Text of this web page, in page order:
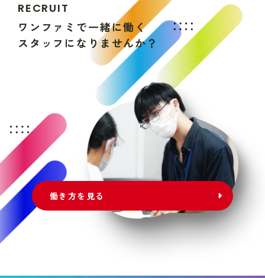
RECRUIT
ワ ン フ ァ ミ で一緒に働 く
ス タ ッ フ にな りま せんか？
働き方を見る